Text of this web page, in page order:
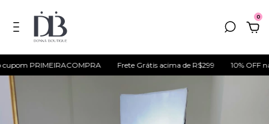
0
PRIMEIRACOMPRA Frete Grátis acima de R$299 10% OFF na sua